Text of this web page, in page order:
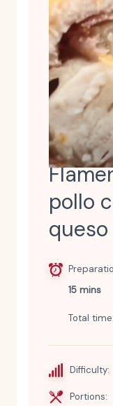
pollo
queso
15 mins
Total time
Difficulty:
Portions: